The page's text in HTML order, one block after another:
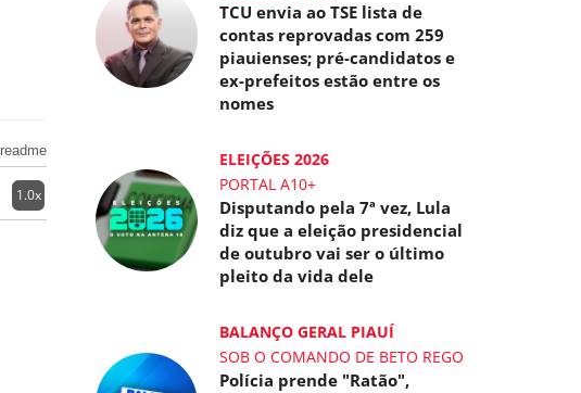
readme
1.0x
TCU envia ao TSE lista de
contas reprovadas com 259
piauienses; pré-candidatos e
ex-prefeitos estão entre os
nomes
ELEIÇÕES 2026
PORTAL A10+
Disputando pela 7ª vez, Lula
diz que a eleição presidencial
de outubro vai ser o último
pleito da vida dele
BALANÇO GERAL PIAUÍ
SOB O COMANDO DE BETO REGO
Polícia prende "Ratão",